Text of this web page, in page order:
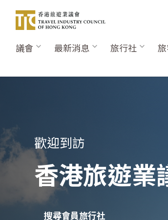
Main
議會 最新消息 旅行社
歡迎到訪
香港旅遊業
搜尋會員旅行社